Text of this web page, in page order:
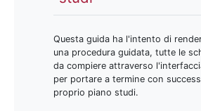
Questa guida ha l'intento di
una procedura guidata, tutte le
da compiere attraverso
per portare a termine con
proprio piano studi.